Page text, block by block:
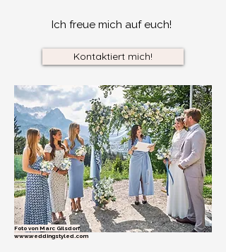
Ich freue mich auf euch!
Kontaktiert mich!
Foto von Marc Gilsdorf
www.weddingstyled.com